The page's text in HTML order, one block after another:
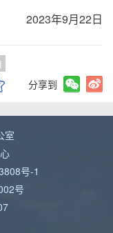
2023年9月22日
分享到
室
号-1
号